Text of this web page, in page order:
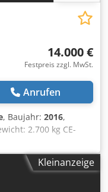
14.000 €
Festpreis zzgl. MwSt.
Anrufen
, Baujahr: 2016,
2.700 kg CE-
Maschinen
Besuchen Sie
Vielzahl sofort
Kleinanzeige